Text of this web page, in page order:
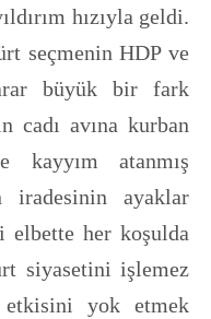
hızıyla geldi.
seçmenin HDP ve
büyük bir fark
cadı avına kurban
kayyım atanmış
iradesinin ayaklar
elbette her koşulda
siyasetini işlemez
etkisini yok etmek